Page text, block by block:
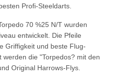
Profi-Steeldarts.
70 %25 N/T wurden
entwickelt. Die Pfeile
Griffigkeit und beste Flug-
werden die "Torpedos? mit den
Original Harrows-Flys.